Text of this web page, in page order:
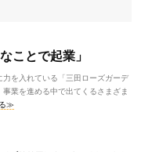
ことで起業」
を入れている「三田ローズガーデ
業を進める中で出てくるさまざま
る≫